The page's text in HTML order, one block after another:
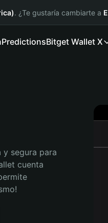
. ¿Te gustaría cambiarte a
PredictionsBitget Wallet X
segura para
cuenta